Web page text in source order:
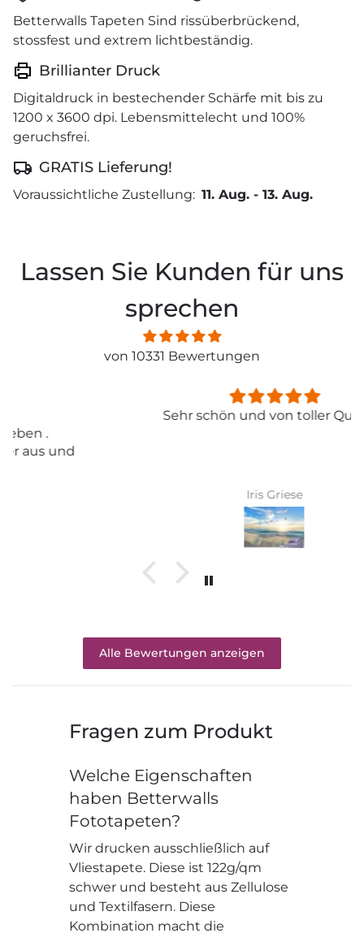
Betterwalls Tapeten Sind rissüberbrückend,
stossfest und extrem lichtbeständig.
Brillianter Druck
Digitaldruck in bestechender Schärfe mit bis zu
1200 x 3600 dpi. Lebensmittelecht und 100%
geruchsfrei.
GRATIS Lieferung!
Voraussichtliche Zustellung: 11. Aug. - 13. Aug.
Lassen Sie Kunden für uns
sprechen
von 10331 Bewertungen
Sehr schön und von toller Qualität
Alle Bewertungen anzeigen
Fragen zum Produkt
Welche Eigenschaften
haben Betterwalls
Fototapeten?
Wir drucken ausschließlich auf
Vliestapete. Diese ist 122g/qm
schwer und besteht aus Zellulose
und Textilfasern. Diese
Kombination macht die